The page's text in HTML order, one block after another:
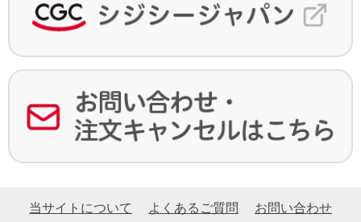
当サイトについて よくあるご質問 お問い合わせ